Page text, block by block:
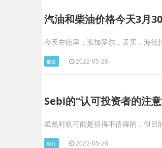
汽油和柴油价格今天3月
今天在德里，班加罗尔，孟买，海
股票 2022-05-28
Sebi的“认可投资者的
虽然时机可能是值得不值得的，但
银行 2022-05-28